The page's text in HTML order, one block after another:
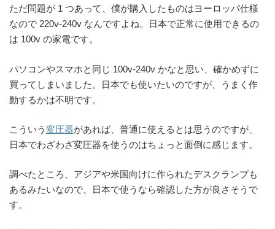
ただ問題が 1 つあって、僕が購入したものはヨーロッパ仕様
なので 220v-240v なんですよね。日本で正常に使用できるの
は 100v の家電です。
パソコンやスマホと同じ 100v-240v かなと思い、確かめずに
買ってしまいました。日本でも使いたいのですが、うまく作
動するかは不明です。
こういう 変圧器があれば、普通に使えるとは思うのですが、
日本でわざわざ変圧器を使うのはちょっと面倒に感じます。
調べたところ、アジアや米国向けに作られたデスクランプも
あるみたいなので、日本で使うなら確認した方が良さそうで
す。